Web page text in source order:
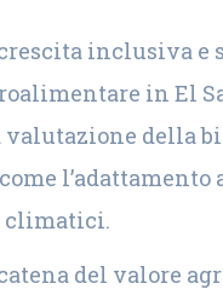
inclusiva e
in El
valutazione della
l’adattamento
climatici.
del valore